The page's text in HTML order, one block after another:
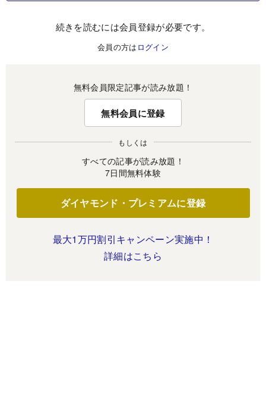
続きを読むには会員登録が必要です。
会員の方は ログイン
無料会員限定記事が読み放題！
無料会員に登録
もしくは
すべての記事が読み放題！
7日間無料体験
ダイヤモンド・プレミアムに登録
最大1万円割引キャンペーン実施中！
詳細はこちら